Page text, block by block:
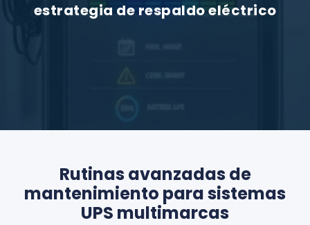
estrategia de respaldo eléctrico
Rutinas avanzadas de
mantenimiento para sistemas
UPS multimarcas